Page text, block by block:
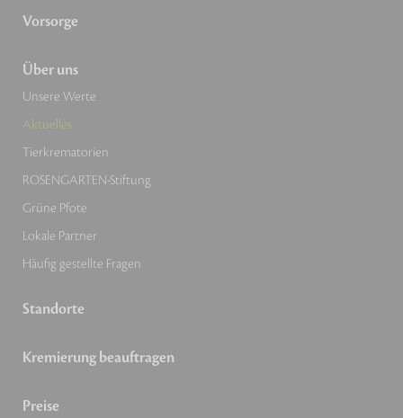
Vorsorge
Über uns
Unsere Werte
Aktuelles
Tierkrematorien
ROSENGARTEN-Stiftung
Grüne Pfote
Lokale Partner
Häufig gestellte Fragen
Standorte
Kremierung beauftragen
Preise